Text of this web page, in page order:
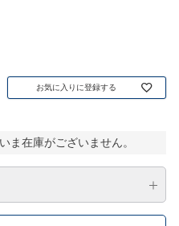
お気に入りに登録する
ま在庫がございません。